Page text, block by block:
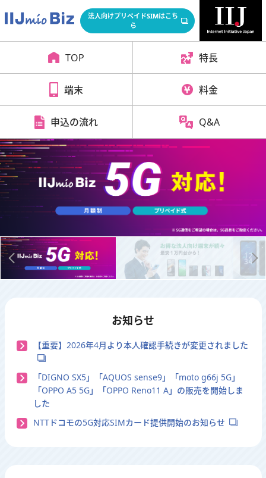
法人向けプリペイドSIMはこち
ら
TOP 特長
端末 料金
申込の流れ Q&A
お知らせ
【重要】2026年4月より本人確認手続きが変更されました
「DIGNO SX5」「AQUOS sense9」「moto g66j 5G」
「OPPO A5 5G」「OPPO Reno11 A」の販売を開始しま
した
NTTドコモの5G対応SIMカード提供開始のお知らせ